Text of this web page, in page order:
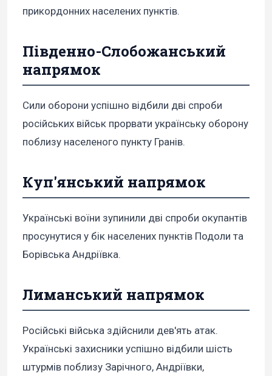
прикордонних населених пунктів.
Південно-Слобожанський
напрямок
Сили оборони успішно відбили дві спроби
російських військ прорвати українську оборону
поблизу населеного пункту Гранів.
Куп'янський напрямок
Українські воїни зупинили дві спроби окупантів
просунутися у бік населених пунктів Подоли та
Борівська Андріївка.
Лиманський напрямок
Російські війська здійснили дев'ять атак.
Українські захисники успішно відбили шість
штурмів поблизу Зарічного, Андріївки,